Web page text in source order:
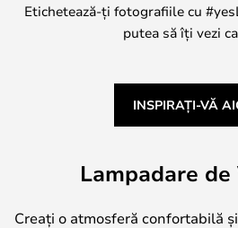
Etichetează-ți fotografiile cu
putea să îți vezi
INSPIRAȚI-VĂ
Lampadare de
Creați o atmosferă confortabilă